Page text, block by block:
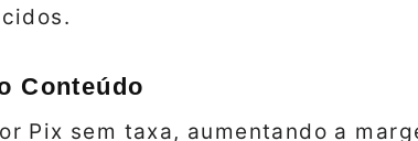
Conteúdo
Pix sem taxa, aumentando a